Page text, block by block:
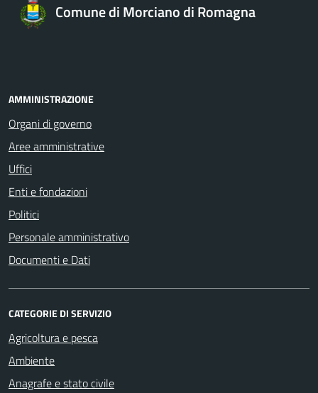
Comune di Morciano di Romagna
AMMINISTRAZIONE
Organi di governo
Aree amministrative
Uffici
Enti e fondazioni
Politici
Personale amministrativo
Documenti e Dati
CATEGORIE DI SERVIZIO
Agricoltura e pesca
Ambiente
Anagrafe e stato civile